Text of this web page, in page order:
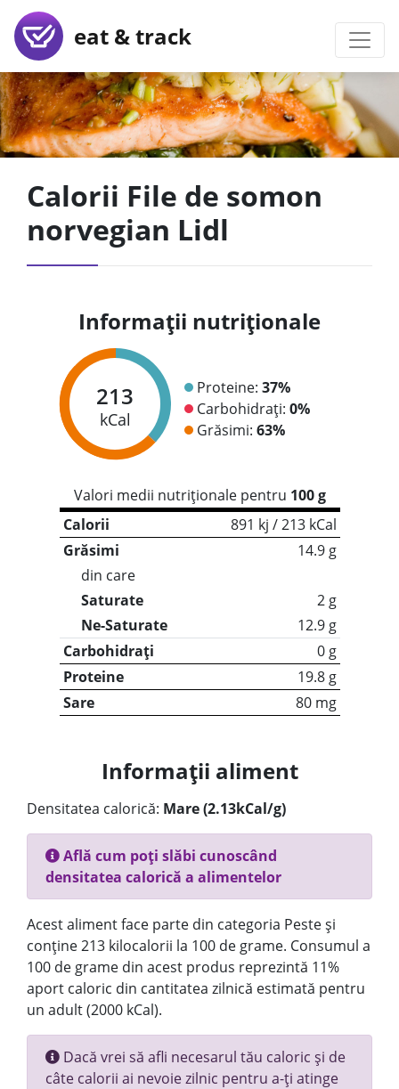
eat & track
Calorii File de somon
norvegian Lidl
Informații nutriționale
213
kCal
Proteine: 37%
Carbohidrați: 0%
Grăsimi: 63%
Valori medii nutriționale pentru 100 g
Calorii
891 kj / 213 kCal
Grăsimi
14.9 g
din care
Saturate
2 g
Ne-Saturate
12.9 g
Carbohidrați
0 g
Proteine
19.8 g
Sare
80 mg
Informații aliment
Densitatea calorică: Mare (2.13kCal/g)
Află cum poți slăbi cunoscând
densitatea calorică a alimentelor
Acest aliment face parte din categoria Peste și
conține 213 kilocalorii la 100 de grame. Consumul a
100 de grame din acest produs reprezintă 11%
aport caloric din cantitatea zilnică estimată pentru
un adult (2000 kCal).
Dacă vrei să afli necesarul tău caloric și de
câte calorii ai nevoie zilnic pentru a-ți atinge